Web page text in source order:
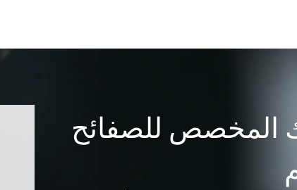
المخصص للصفائح